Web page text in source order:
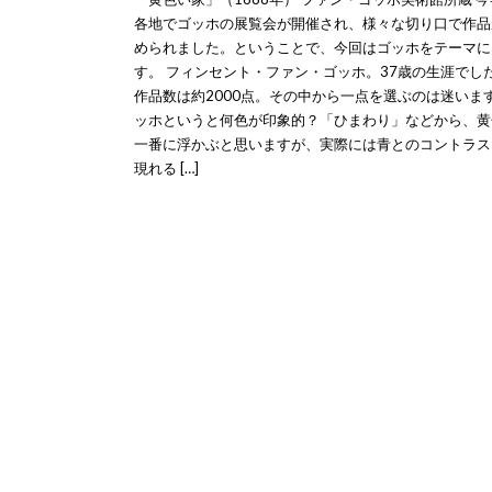
各地でゴッホの展覧会が開催され、様々な切り口で作
められました。ということで、今回はゴッホをテーマに
す。 フィンセント・ファン・ゴッホ。37歳の生涯でし
作品数は約2000点。その中から一点を選ぶのは迷いま
ッホというと何色が印象的？「ひまわり」などから、
一番に浮かぶと思いますが、実際には青とのコントラ
現れる […]